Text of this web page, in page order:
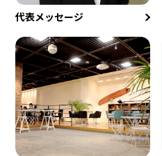
代表メッセージ